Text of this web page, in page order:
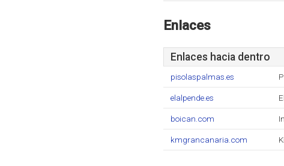
Enlaces
Enlaces hacia dentro
pisolaspalmas.es
elalpende.es
boican.com
kmgrancanaria.com